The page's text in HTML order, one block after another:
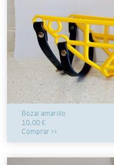
Bozal amarillo
10,00 €
Comprar >>